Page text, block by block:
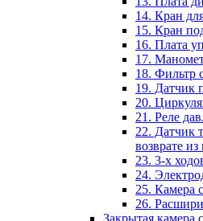
14. Кран
15. Кран
16. Плата
17.
18. Фильтр
19. Датчик
20.
21. Реле
22. Датчик
возврате
23. 3-х
24.
25. Камера
26.
Закрытая камера